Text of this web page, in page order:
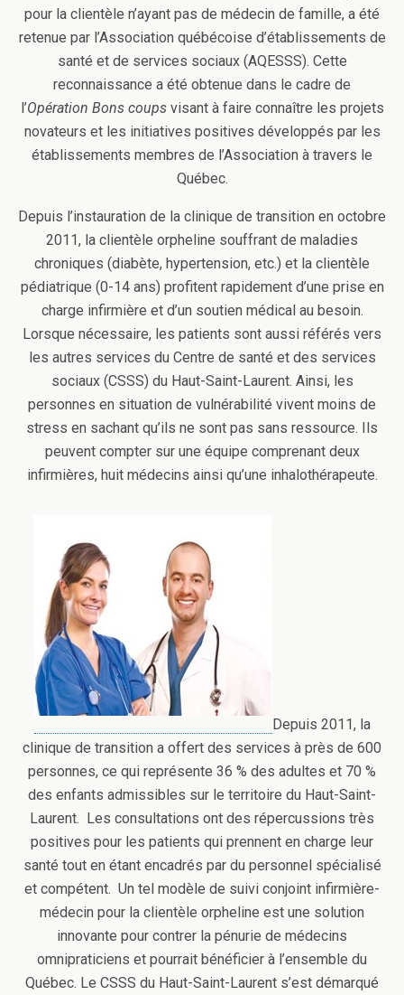
pour la clientèle n’ayant pas de médecin de famille, a été
retenue par l’Association québécoise d’établissements de
santé et de services sociaux (AQESSS). Cette
reconnaissance a été obtenue dans le cadre de
l’Opération Bons coupsvisant à faire connaître les projets
novateurs et les initiatives positives développés par les
établissements membres de l’Association à travers le
Québec.
Depuis l’instauration de la clinique de transition en octobre
2011, la clientèle orpheline souffrant de maladies
chroniques (diabète, hypertension, etc.) et la clientèle
pédiatrique (0-14 ans) profitent rapidement d’une prise en
charge infirmière et d’un soutien médical au besoin.
Lorsque nécessaire, les patients sont aussi référés vers
les autres services du Centre de santé et des services
sociaux (CSSS) du Haut-Saint-Laurent. Ainsi, les
personnes en situation de vulnérabilité vivent moins de
stress en sachant qu’ils ne sont pas sans ressource. Ils
peuvent compter sur une équipe comprenant deux
infirmières, huit médecins ainsi qu’une inhalothérapeute.
Depuis 2011, la
clinique de transition a offert des services à près de 600
personnes, ce qui représente 36 % des adultes et 70 %
des enfants admissibles sur le territoire du Haut-Saint-
Laurent. Les consultations ont des répercussions très
positives pour les patients qui prennent en charge leur
santé tout en étant encadrés par du personnel spécialisé
et compétent. Un tel modèle de suivi conjoint infirmière-
médecin pour la clientèle orpheline est une solution
innovante pour contrer la pénurie de médecins
omnipraticiens et pourrait bénéficier à l’ensemble du
Québec. Le CSSS du Haut-Saint-Laurent s’est démarqué